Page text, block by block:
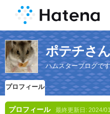
ポテチさ
ハムスターブログです
プロフィール
プロフィール 最終更新日: 2024/